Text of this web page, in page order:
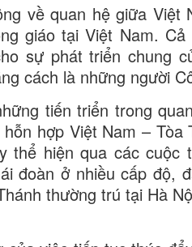
về quan hệ giữa Việt
giáo tại Việt Nam.
sự phát triển chung
cách là những người
tiến triển trong
hợp Việt Nam –
thể hiện qua các cuộc
đoàn ở nhiều cấp độ,
thường trú tại Hà